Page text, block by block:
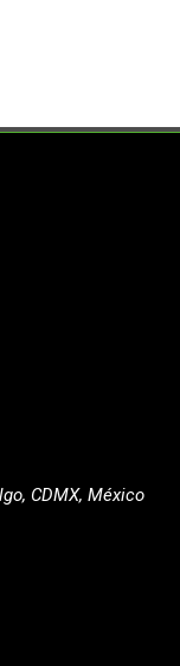
CDMX, México